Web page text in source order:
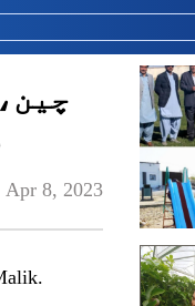
Apr 8, 2023